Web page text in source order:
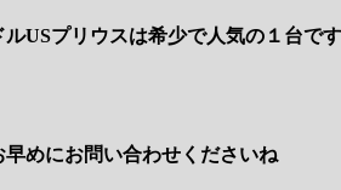
USプリウスは希少で人気の１台です
めにお問い合わせくださいね